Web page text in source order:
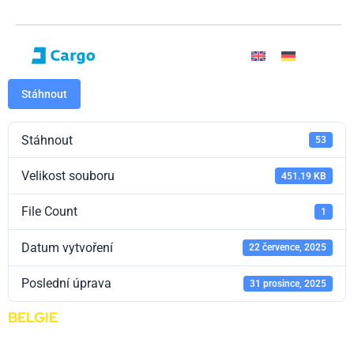
Stáhnout
Stáhnout 53
Velikost souboru 451.19 KB
File Count 1
Datum vytvoření 22 července, 2025
Poslední úprava 31 prosince, 2025
BELGIE